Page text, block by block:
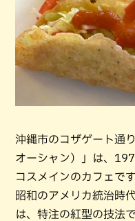
沖縄市のコザゲート通
オーシャン）」は、
コスメインのカフェです
昭和のアメリカ統治時
は、特注の紅型の技法